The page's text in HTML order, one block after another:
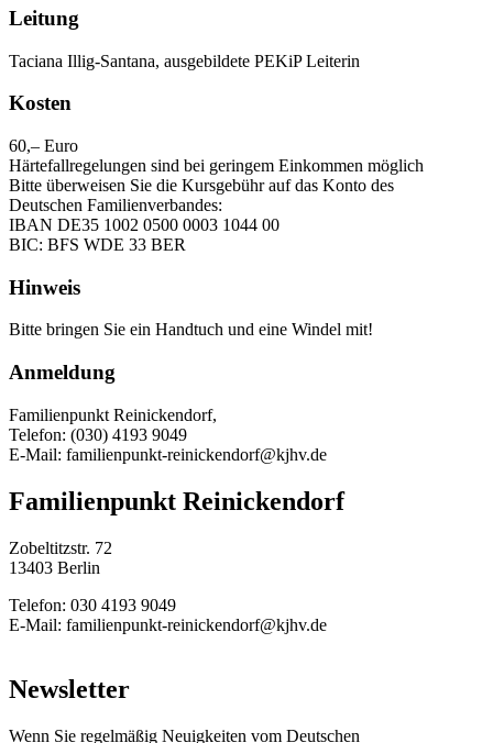
Leitung
Taciana Illig-Santana, ausgebildete PEKiP Leiterin
Kosten
60,– Euro
Härtefallregelungen sind bei geringem Einkommen möglich
Bitte überweisen Sie die Kursgebühr auf das Konto des
Deutschen Familienverbandes:
IBAN DE35 1002 0500 0003 1044 00
BIC: BFS WDE 33 BER
Hinweis
Bitte bringen Sie ein Handtuch und eine Windel mit!
Anmeldung
Familienpunkt Reinickendorf,
Telefon: (030) 4193 9049
E-Mail: familienpunkt-reinickendorf@kjhv.de
Familienpunkt Reinickendorf
Zobeltitzstr. 72
13403 Berlin
Telefon: 030 4193 9049
E-Mail: familienpunkt-reinickendorf@kjhv.de
Newsletter
Wenn Sie regelmäßig Neuigkeiten vom Deutschen